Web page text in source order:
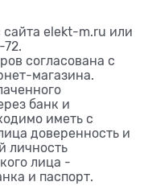
сайта elekt-m.ru или
72.
согласована с
магазина.
банк и
иметь с
доверенность и
личность
лица -
и паспорт.